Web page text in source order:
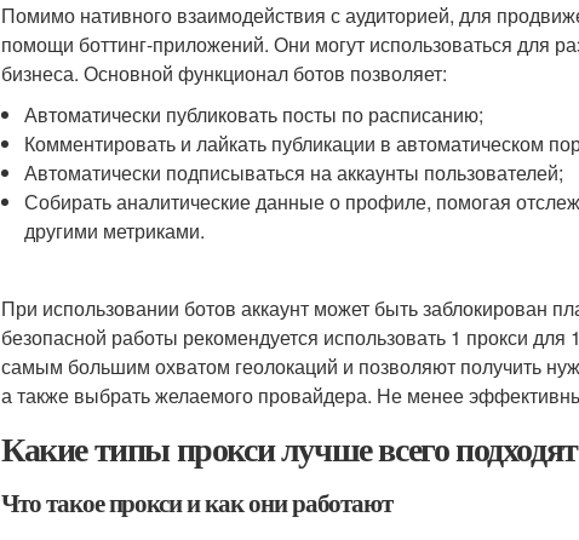
Помимо нативного взаимодействия с аудиторией, для
помощи боттинг-приложений. Они могут использоваться для
бизнеса. Основной функционал ботов позволяет:
Автоматически публиковать посты по расписанию;
Комментировать и лайкать публикации в автоматическом
Автоматически подписываться на аккаунты пользователей;
Собирать аналитические данные о профиле, помогая
другими метриками.
При использовании ботов аккаунт может быть заблокирован
безопасной работы рекомендуется использовать 1 прокси для
самым большим охватом геолокаций и позволяют получить
а также выбрать желаемого провайдера. Не менее
Какие типы прокси лучше всего
Что такое прокси и как они работают